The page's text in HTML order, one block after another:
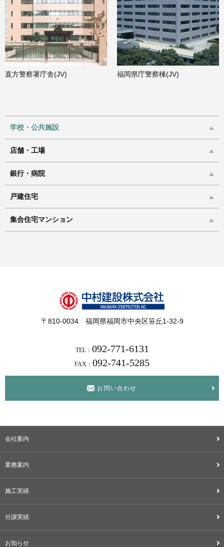
直方警察署庁舎(JV) 福岡県庁警察棟(JV)
学校・公共施設
店舗・工場
銀行・病院
戸建住宅
集合住宅マンション
〒810-0034 福岡県福岡市中央区笹丘1-32-9
TEL： 092-771-6131
FAX： 092-741-5285
お問い合わせ
会社案内
業務案内
施工実績
分譲実績
お知らせ